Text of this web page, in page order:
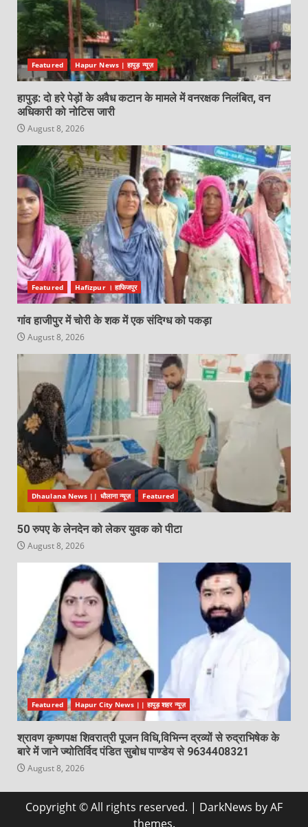
Featured Hapur News | हापुड़ न्यूज़
हापुड़: दो हरे पेड़ों के अवैध कटान के मामले में वनरक्षक निलंबित, वन
अधिकारी को नोटिस जारी
August 8, 2026
Featured Hafizpur । हाफिजपुर
गांव हाजीपुर में चोरी के शक में एक संदिग्ध को पकड़ा
August 8, 2026
Dhaulana News || धौलाना न्यूज़ Featured
50 रुपए के लेनदेन को लेकर युवक को पीटा
August 8, 2026
Featured Hapur City News || हापुड़ शहर न्यूज़
श्रावण कृष्णपक्ष शिवरात्री पूजन विधि,विभिन्न द्रव्यों से रुद्राभिषेक के
बारे में जाने ज्योतिर्विद पंडित सुबोध पाण्डेय से 9634408321
August 8, 2026
Copyright © All rights reserved. | DarkNews by AF
themes.